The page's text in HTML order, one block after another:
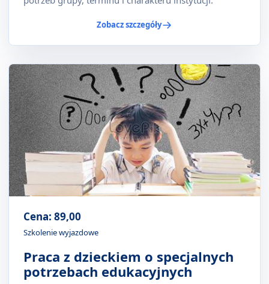
Zobacz szczegóły
Cena: 89,00
Szkolenie wyjazdowe
Praca z dzieckiem o specjalnych
potrzebach edukacyjnych